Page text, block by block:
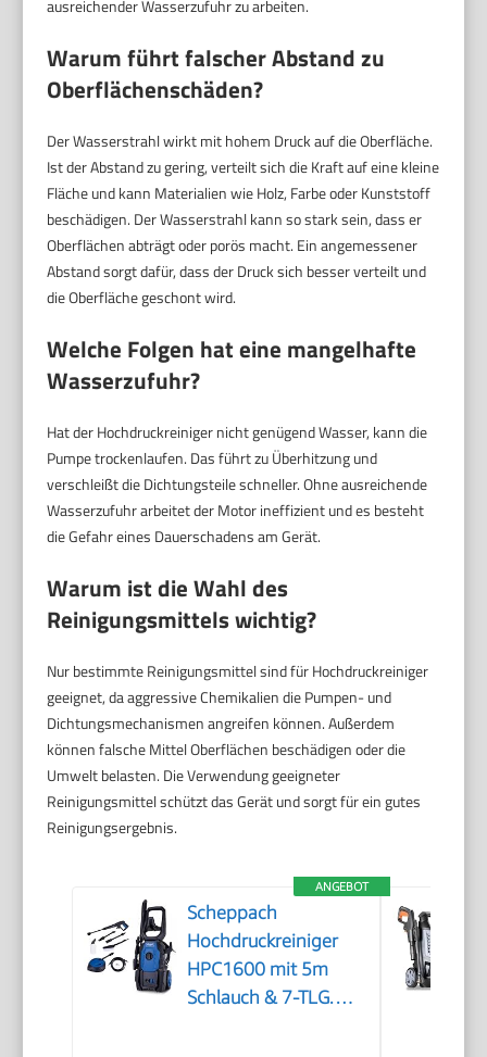
ausreichender Wasserzufuhr zu arbeiten.
Warum führt falscher Abstand zu
Oberflächenschäden?
Der Wasserstrahl wirkt mit hohem Druck auf die Oberfläche.
Ist der Abstand zu gering, verteilt sich die Kraft auf eine kleine
Fläche und kann Materialien wie Holz, Farbe oder Kunststoff
beschädigen. Der Wasserstrahl kann so stark sein, dass er
Oberflächen abträgt oder porös macht. Ein angemessener
Abstand sorgt dafür, dass der Druck sich besser verteilt und
die Oberfläche geschont wird.
Welche Folgen hat eine mangelhafte
Wasserzufuhr?
Hat der Hochdruckreiniger nicht genügend Wasser, kann die
Pumpe trockenlaufen. Das führt zu Überhitzung und
verschleißt die Dichtungsteile schneller. Ohne ausreichende
Wasserzufuhr arbeitet der Motor ineffizient und es besteht
die Gefahr eines Dauerschadens am Gerät.
Warum ist die Wahl des
Reinigungsmittels wichtig?
Nur bestimmte Reinigungsmittel sind für Hochdruckreiniger
geeignet, da aggressive Chemikalien die Pumpen- und
Dichtungsmechanismen angreifen können. Außerdem
können falsche Mittel Oberflächen beschädigen oder die
Umwelt belasten. Die Verwendung geeigneter
Reinigungsmittel schützt das Gerät und sorgt für ein gutes
Reinigungsergebnis.
ANGEBOT
Scheppach
Hochdruckreiniger
HPC1600 mit 5m
Schlauch & 7-TLG.